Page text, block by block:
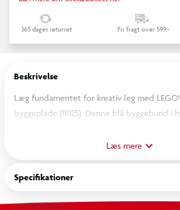
365 dages returret Fri fragt over 599,-
Beskrivelse
Læg fundamentet for kreativ leg med
byggeplade (11025). Denne blå byggebund
LEGO landskab, som de kan bygge, lege og
Et landskab, hvor fantasien blomstrer
Inspirer LEGO byggere med et uendeligt
byggemuligheder – fra scener ved vandet
Læs mere
Specifikationer